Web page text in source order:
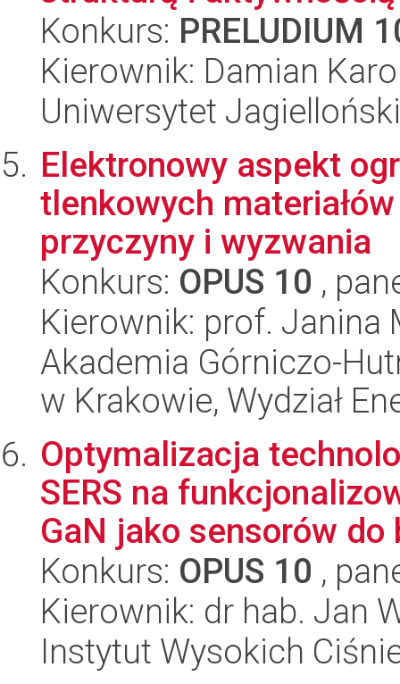
Konkurs: PRELUDIUM
Kierownik: Damian
Uniwersytet
Elektronowy aspekt
tlenkowych
przyczyny i wyzwania
Konkurs: OPUS 10 ,
Kierownik: prof. Janina
Akademia Górniczo-
w Krakowie, Wydział
Optymalizacja
SERS na
GaN jako sensorów do
Konkurs: OPUS 10 ,
Kierownik: dr hab. Jan
Instytut Wysokich